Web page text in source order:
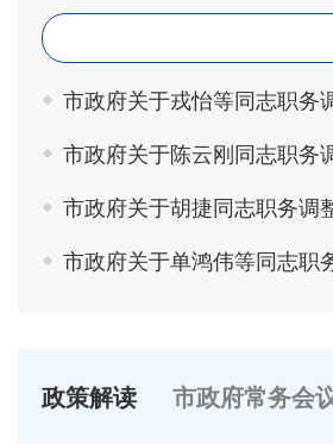
市政府关于戎怡等同志职务
市政府关于陈云刚同志职务
市政府关于胡捷同志职务调
市政府关于单鸿伟等同志职
政策解读 市政府常务会